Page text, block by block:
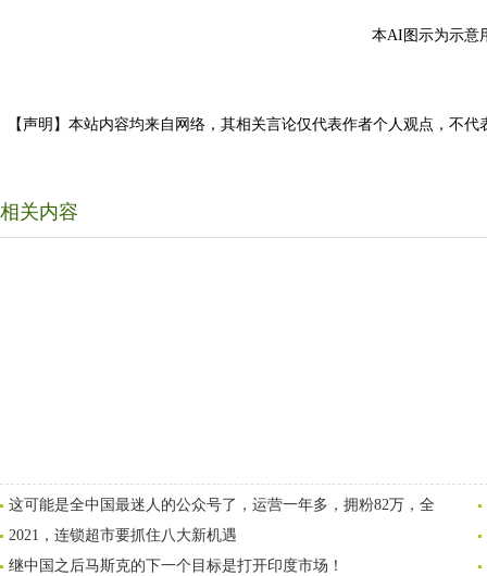
本AI图示为示意
【声明】本站内容均来自网络，其相关言论仅代表作者个人观点，不
相关内容
这可能是全中国最迷人的公众号了，运营一年多，拥粉82万，全
2021，连锁超市要抓住八大新机遇
继中国之后马斯克的下一个目标是打开印度市场！